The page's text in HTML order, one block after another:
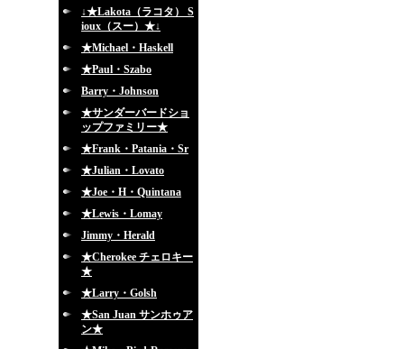
↓★Lakota（ラコタ） S
ioux（スー）★↓
★Michael・Haskell
★Paul・Szabo
Barry・Johnson
★サンダーバードショ
ップファミリー★
★Frank・Patania・Sr
★Julian・Lovato
★Joe・H・Quintana
★Lewis・Lomay
Jimmy・Herald
★Cherokee チェロキー
★
★Larry・Golsh
★San Juan サンホゥア
ン★